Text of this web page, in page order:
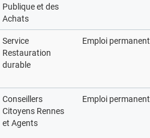
Publique et des
Achats
Service
Restauration
durable
Emploi permanent
Conseillers
Citoyens Rennes
et Agents
Emploi permanent